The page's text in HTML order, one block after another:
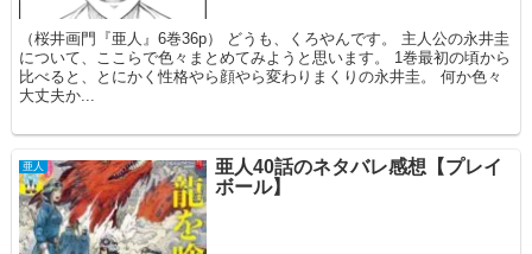
（桜井画門『亜人』6巻36p） どうも、くろやんです。 主人公の永井圭
について、ここらで色々まとめてみようと思います。 1巻最初の頃から
比べると、とにかく性格やら顔やら変わりまくりの永井圭。 何か色々
大丈夫か...
亜人
亜人40話のネタバレ感想【プレイ
ボール】